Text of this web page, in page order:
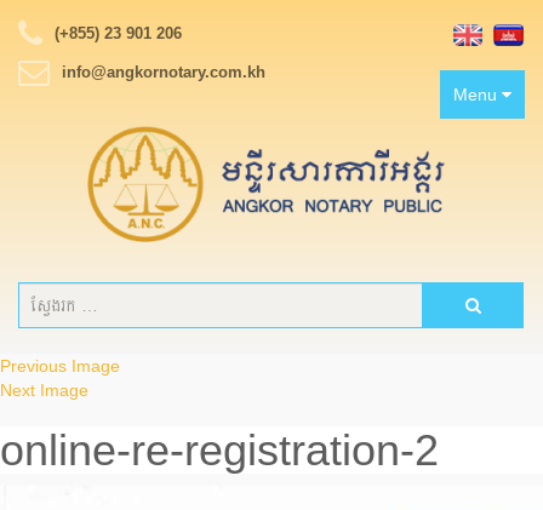
(+855) 23 901 206
info@angkornotary.com.kh
Toggle
navigation
Menu
Previous Image
Next Image
online-re-registration-2